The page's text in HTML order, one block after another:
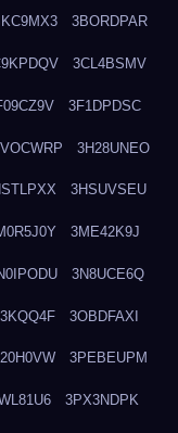
3BORDPAR
3CL4BSMV
3F1DPDSC
3H28UNEO
3HSUVSEU
3ME42K9J
3N8UCE6Q
3OBDFAXI
3PEBEUPM
3PX3NDPK